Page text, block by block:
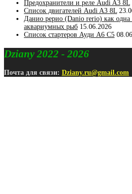
Предохранители и реле Audi A3 8L
Список двигателей Audi A3 8L
Данио рерио (Danio rerio) как
аквариумных рыб 15.06.2026
Список стартеров Ауди А6 С5
Dziany 2022 - 2026
Почта для связи: Dziany.ru@gmail.com